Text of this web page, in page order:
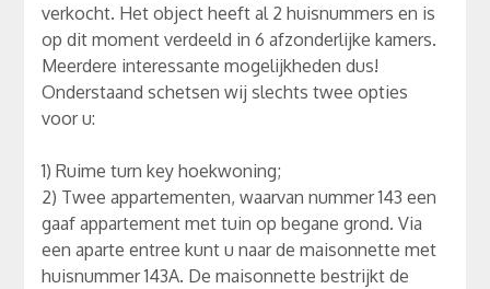
verkocht. Het object heeft al 2 huisnummers en is
op dit moment verdeeld in 6 afzonderlijke kamers.
Meerdere interessante mogelijkheden dus!
Onderstaand schetsen wij slechts twee opties
voor u:
1) Ruime turn key hoekwoning;
2) Twee appartementen, waarvan nummer 143 een
gaaf appartement met tuin op begane grond. Via
een aparte entree kunt u naar de maisonnette met
huisnummer 143A. De maisonnette bestrijkt de